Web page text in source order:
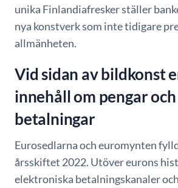
unika Finlandiafresker ställer
nya konstverk som inte tidigare
allmänheten.
Vid sidan av bildkonst
innehåll om pengar och
betalningar
Eurosedlarna och euromynten
årsskiftet 2022. Utöver eurons
elektroniska betalningskanaler